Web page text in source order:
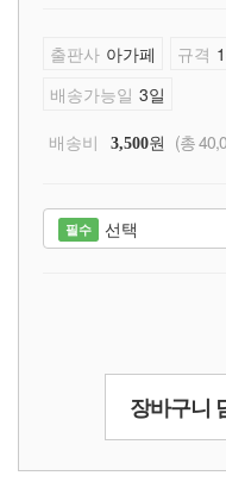
출판사 아가페 규격
배송가능일 3일
배송비
3,500원 (총
필수 선택
장바구니